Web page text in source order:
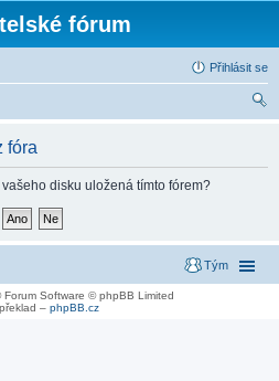
fórum
Přihlásit se
fóra
disku uložená tímto fórem?
Tým
Forum Software © phpBB Limited
– phpBB.cz